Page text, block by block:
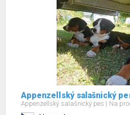
Appenzellský salašnický
Appenzellský salašnický pes Na